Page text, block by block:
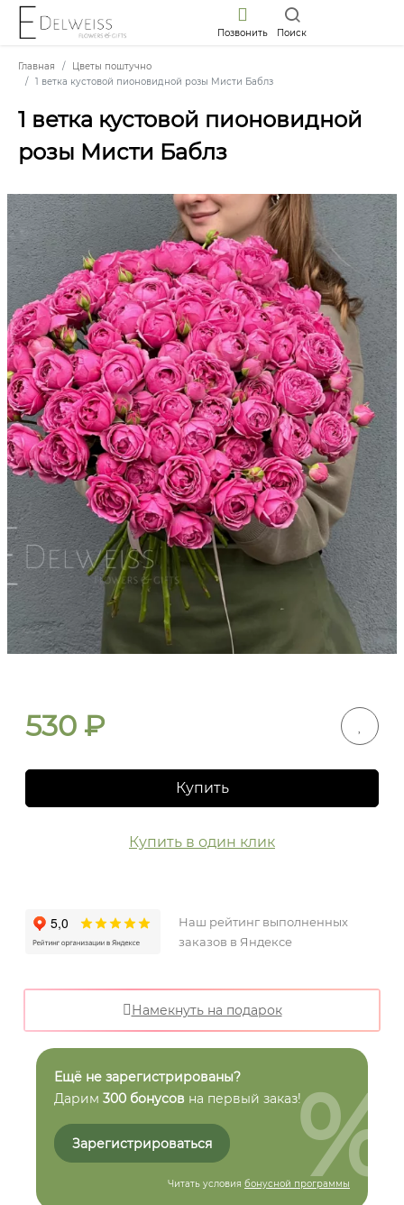
Позвонить Поиск
Главная
Цветы поштучно
1 ветка кустовой пионовидной розы Мисти Баблз
1 ветка кустовой пионовидной
розы Мисти Баблз
530 ₽
Купить
Купить в один клик
Наш рейтинг выполненных
заказов в Яндексе
Намекнуть на подарок
Ещё не зарегистрированы?
Дарим 300 бонусов на первый заказ!
Зарегистрироваться
Читать условия бонусной программы
%